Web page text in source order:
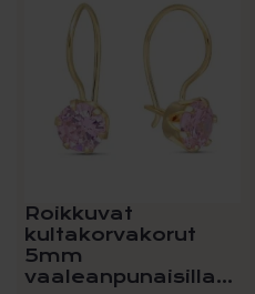
Roikkuvat
kultakorvakorut
5mm
vaaleanpunaisilla...